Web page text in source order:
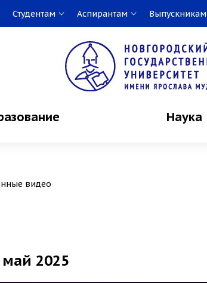
Студентам Аспирантам Выпускникам
Наука
видео
май 2025